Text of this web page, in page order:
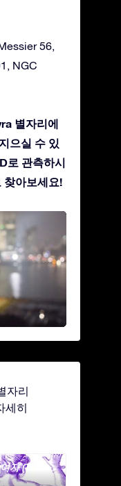
56,
NGC
별자리에
으실 수 있
로 관측하시
찾아보세요!
자리
세히
자 (The